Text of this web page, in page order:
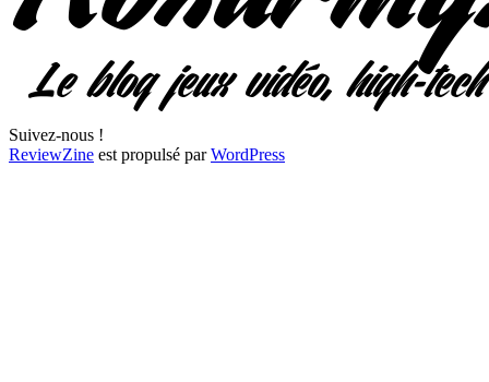
Suivez-nous !
ReviewZine est propulsé parWordPress